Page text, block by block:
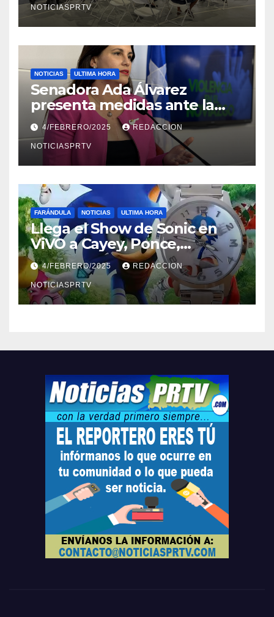
NOTICIASPRTV
NOTICIAS ULTIMA HORA
Senadora Ada Álvarez
presenta medidas ante la
violencia en el noviazgo
4/FEBRERO/2025 REDACCION
NOTICIASPRTV
FARÁNDULA NOTICIAS ULTIMA HORA
Llega el Show de Sonic en
ViVO a Cayey, Ponce,
Barceloneta y Humacao,
Relojes gratis para el que
compre ahora….
4/FEBRERO/2025 REDACCION
NOTICIASPRTV